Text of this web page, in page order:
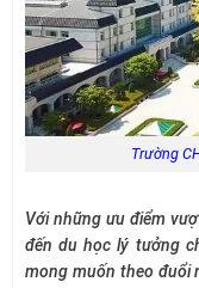
Trường
Với những ưu điểm
đến du học lý tưởng
mong muốn theo đuổi